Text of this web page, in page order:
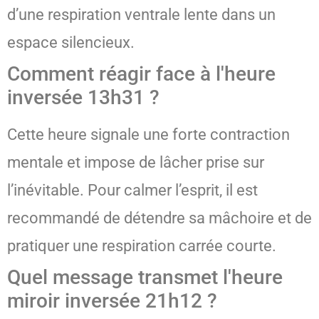
d’une respiration ventrale lente dans un
espace silencieux.
Comment réagir face à l'heure
inversée 13h31 ?
Cette heure signale une forte contraction
mentale et impose de lâcher prise sur
l’inévitable. Pour calmer l’esprit, il est
recommandé de détendre sa mâchoire et de
pratiquer une respiration carrée courte.
Quel message transmet l'heure
miroir inversée 21h12 ?